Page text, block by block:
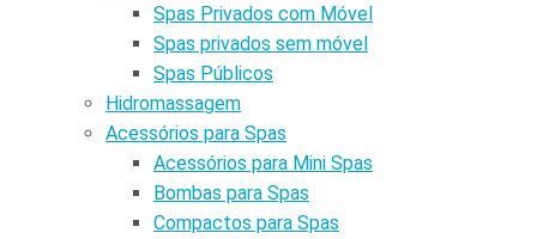
Spas Privados com Móvel
Spas privados sem móvel
Spas Públicos
Hidromassagem
Acessórios para Spas
Acessórios para Mini Spas
Bombas para Spas
Compactos para Spas